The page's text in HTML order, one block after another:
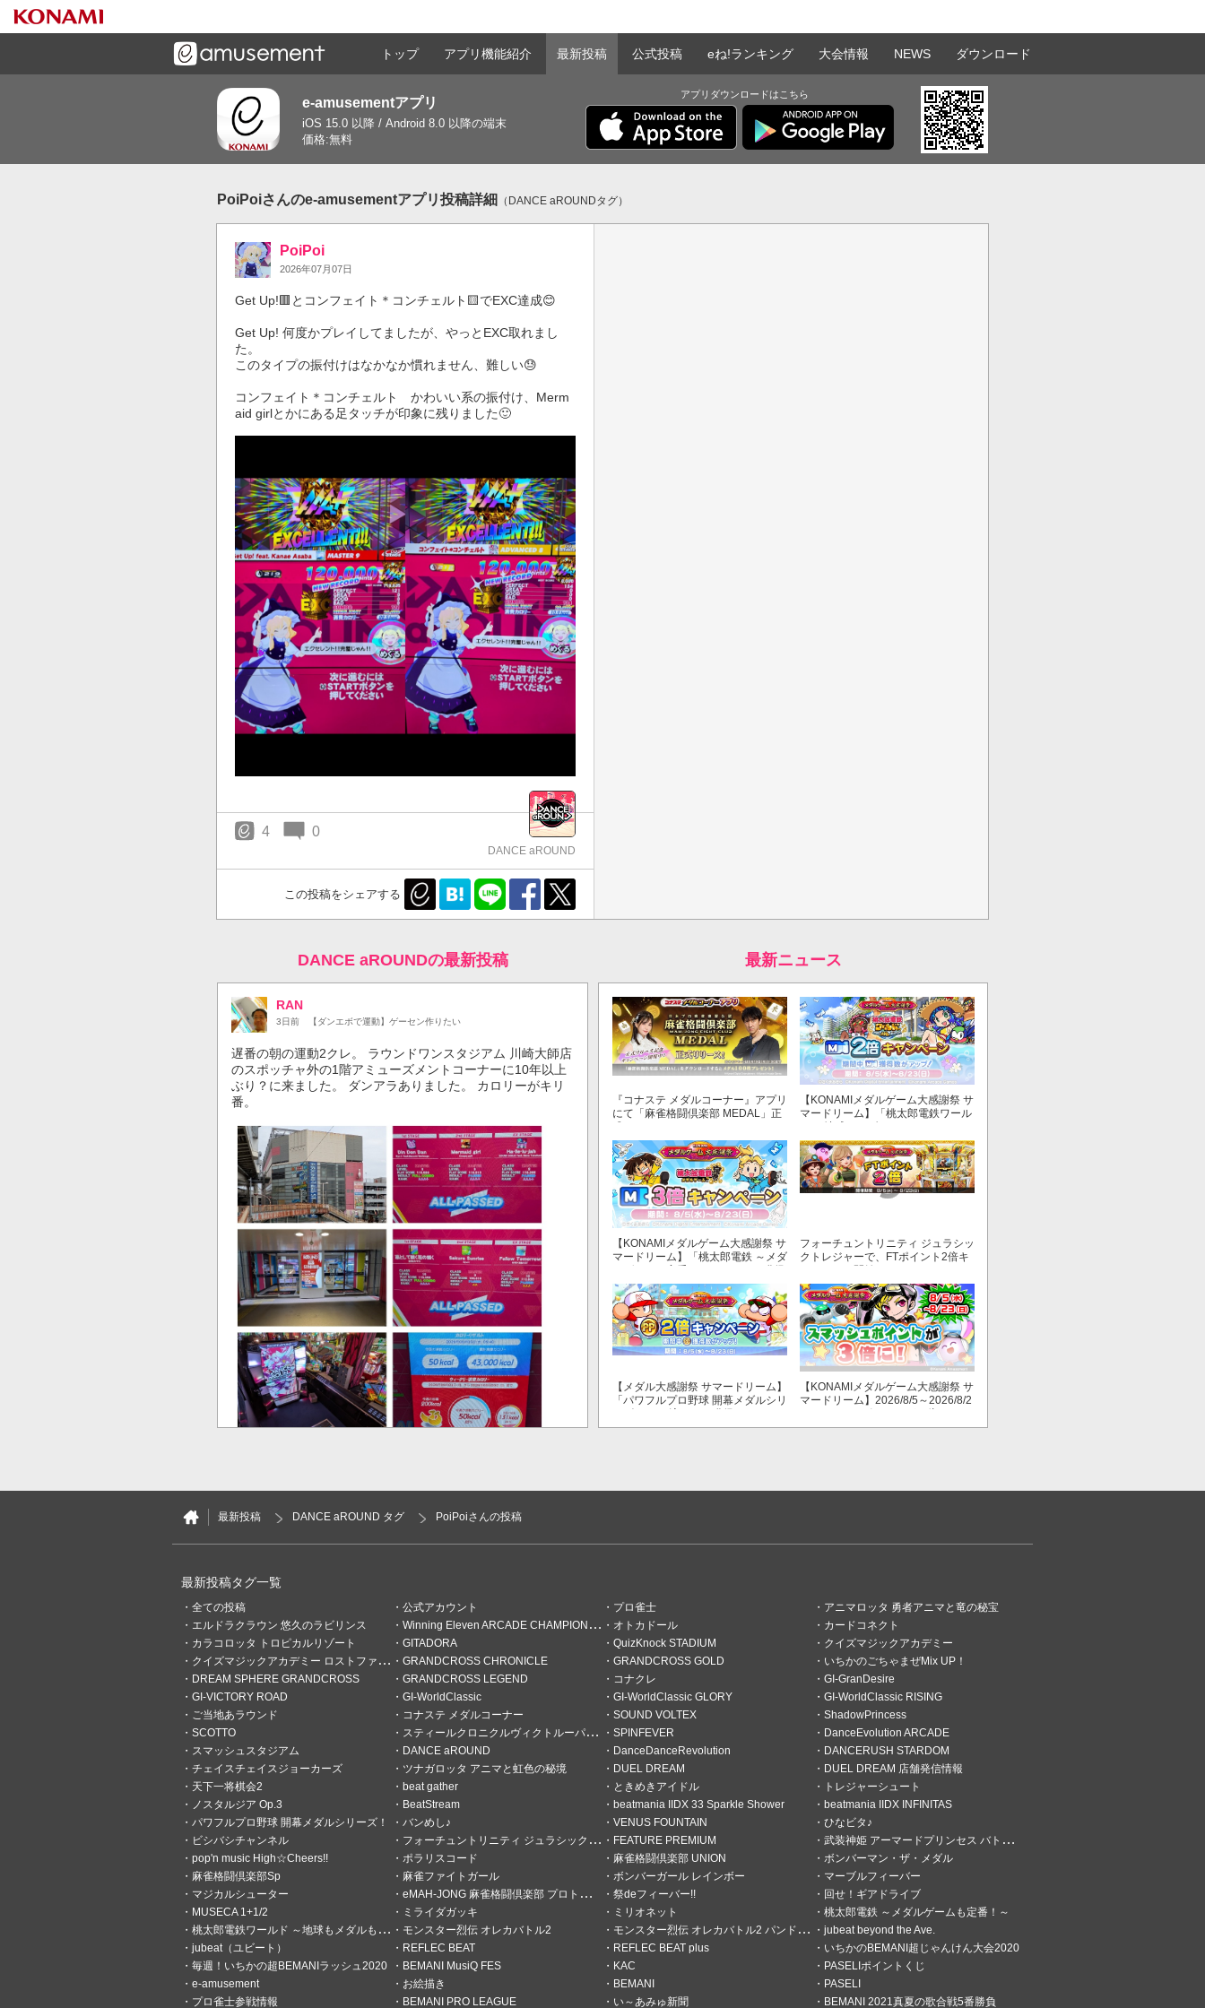
ゲームと連携したコミュニケーションアプリで
トップ アプリ機能紹介 最新投稿 公式投稿 eね!ランキング 大会情報 NEWS ダウンロード
e-amusementアプリ
iOS 15.0 以降 / Android 8.0 以降の端末
価格:無料
アプリダウンロードはこちら
PoiPoiさんのe-amusementアプリ投稿詳細 （DANCE aROUNDタグ）
PoiPoi
2026年07月07日
Get Up!🟥とコンフェイト＊コンチェルト🟨でEXC達成😊
Get Up! 何度かプレイしてましたが、やっとEXC取れまし
た。
このタイプの振付けはなかなか慣れません、難しい😓
コンフェイト＊コンチェルト　かわいい系の振付け、Merm
aid girlとかにある足タッチが印象に残りました🙂
4 0
DANCE aROUND
この投稿をシェアする
DANCE aROUNDの最新投稿
RAN
3日前 【ダンエボで運動】ゲーセン作りたい
遅番の朝の運動2クレ。 ラウンドワンスタジアム 川崎大師店
のスポッチャ外の1階アミューズメントコーナーに10年以上
ぶり？に来ました。 ダンアラありました。 カロリーがキリ
番。
PoiPoi
動させられていた🙄 以前から音量小さめだったのに、この位
置だと周りの音に負けてゲームの音が聴こえない😭
6 0
Dr.でっていう
最新ニュース
『コナステ メダルコーナー』アプリ
にて「麻雀格闘倶楽部 MEDAL」正
【KONAMIメダルゲーム大感謝祭 サ
マードリーム】「桃太郎電鉄ワール
～」でマイル獲得数が2倍！
【KONAMIメダルゲーム大感謝祭 サ
マードリーム】「桃太郎電鉄 ～メダ
数が3倍！
フォーチュントリニティ ジュラシッ
クトレジャーで、FTポイント2倍キ
【メダル大感謝祭 サマードリーム】
「パワフルプロ野球 開幕メダルシリ
が2倍！
【KONAMIメダルゲーム大感謝祭 サ
マードリーム】2026/8/5～2026/8/2
最新投稿 DANCE aROUND タグ PoiPoiさんの投稿
最新投稿タグ一覧
全ての投稿 公式アカウント プロ雀士
アニマロッタ 勇者アニマと竜の秘宝
エルドラクラウン 悠久のラビリンス
Winning Eleven ARCADE CHAMPIONSHIP オトカドール
カードコネクト
カラコロッタ トロピカルリゾート
GITADORA QuizKnock STADIUM
クイズマジックアカデミー
クイズマジックアカデミー ロストファンタリウム
GRANDCROSS CHRONICLE GRANDCROSS GOLD
いちかのごちゃまぜMix UP！
DREAM SPHERE GRANDCROSS
GRANDCROSS LEGEND コナクレ
GI-GranDesire
GI-VICTORY ROAD
GI-WorldClassic GI-WorldClassic GLORY
GI-WorldClassic RISING
ご当地あラウンド
コナステ メダルコーナー SOUND VOLTEX
ShadowPrincess
SCOTTO
スティールクロニクルヴィクトルーパーズ SPINFEVER
DanceEvolution ARCADE
スマッシュスタジアム
DANCE aROUND DanceDanceRevolution
DANCERUSH STARDOM
チェイスチェイスジョーカーズ
ツナガロッタ アニマと虹色の秘境 DUEL DREAM
DUEL DREAM 店舗発信情報
天下一将棋会2
beat gather ときめきアイドル
トレジャーシュート
ノスタルジア Op.3
BeatStream beatmania IIDX 33 Sparkle Shower
beatmania IIDX INFINITAS
パワフルプロ野球 開幕メダルシリーズ！
バンめし♪ VENUS FOUNTAIN
ひなビタ♪
ビシバシチャンネル
フォーチュントリニティ ジュラシックトレジャー FEATURE PREMIUM
武装神姫 アーマードプリンセス バトルコンダクター
pop'n music High☆Cheers!!
ポラリスコード 麻雀格闘倶楽部 UNION
ボンバーマン・ザ・メダル
麻雀格闘倶楽部Sp
麻雀ファイトガール ボンバーガール レインボー
マーブルフィーバー
マジカルシューター
eMAH-JONG 麻雀格闘倶楽部 プロトーナメント 祭deフィーバー!!
回せ！ギアドライブ
MUSECA 1+1/2
ミライダガッキ ミリオネット
桃太郎電鉄 ～メダルゲームも定番！～
桃太郎電鉄ワールド ～地球もメダルもまわってる！～
モンスター烈伝 オレカバトル2 モンスター烈伝 オレカバトル2 パンドラのメダル
jubeat beyond the Ave.
jubeat（ユビート）
REFLEC BEAT REFLEC BEAT plus
いちかのBEMANI超じゃんけん大会2020
毎週！いちかの超BEMANIラッシュ2020
BEMANI MusiQ FES KAC
PASELIポイントくじ
e-amusement
お絵描き BEMANI
PASELI
プロ雀士参戦情報
BEMANI PRO LEAGUE い～あみゅ新聞 BEMANI 2021真夏の歌合戦5番勝負